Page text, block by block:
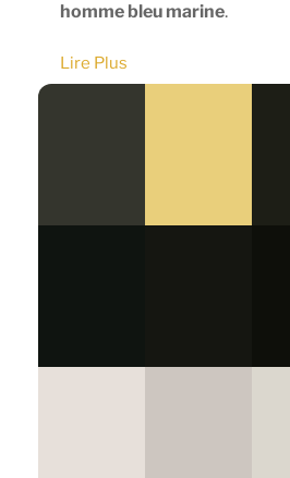
homme bleu marine.